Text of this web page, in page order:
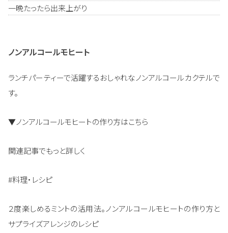
一晩たったら出来上がり
ノンアルコールモヒート
ランチパーティーで活躍するおしゃれなノンアルコールカクテルで
す。
▼ノンアルコールモヒートの作り方はこちら
関連記事でもっと詳しく
#料理・レシピ
２度楽しめるミントの活用法。ノンアルコールモヒートの作り方と
サプライズアレンジのレシピ